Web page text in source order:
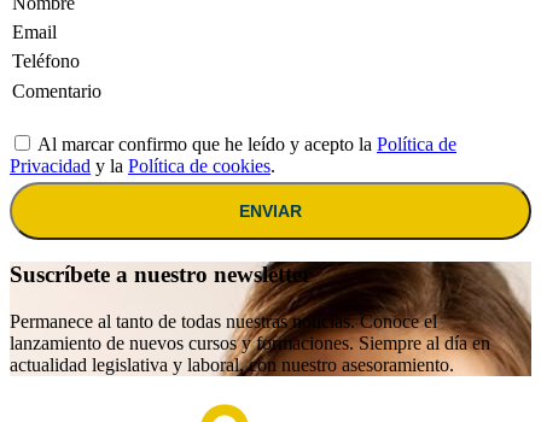
Al marcar confirmo que he leído y acepto la Política de
Privacidad y la Política de cookies.
ENVIAR
Suscríbete a nuestro newsletter
Permanece al tanto de todas nuestras noticias. Conoce el
lanzamiento de nuevos cursos y formaciones. Siempre al día en
actualidad legislativa y laboral, con nuestro asesoramiento.